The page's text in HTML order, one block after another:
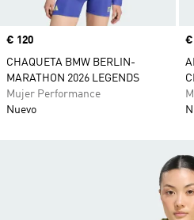
Precio
€ 120
CHAQUETA BMW BERLIN-
MARATHON 2026 LEGENDS
Mujer Performance
Nuevo
€